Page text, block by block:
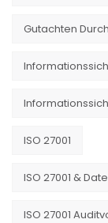
Gutachten
ISO 27001
ISO 27001 &
ISO 27001